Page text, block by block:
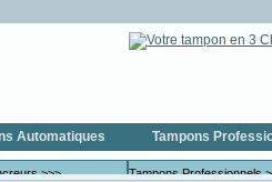
Automatiques
>>>
Tampons
Tampons Professionnels